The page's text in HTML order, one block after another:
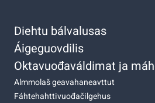
Diehtu bálvalusas
Áigeguovdilis
Oktavuođaváldimat ja
Almmolaš geavahaneavttut
Fáhtehahttivuođačilgehus